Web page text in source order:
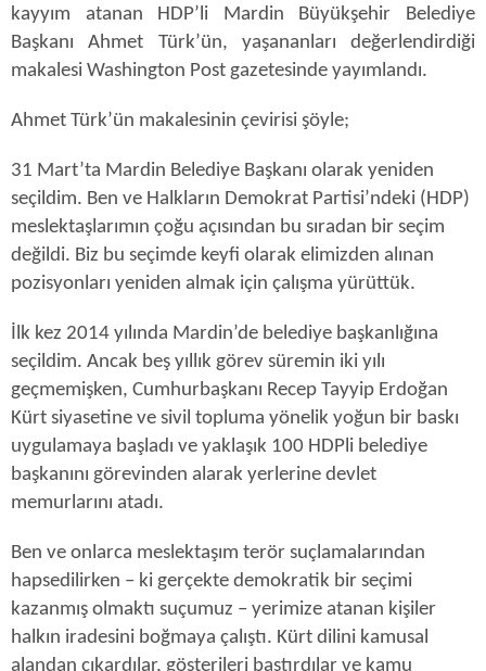
kayyım atanan HDP’li Mardin Büyükşehir Belediye
Başkanı Ahmet Türk’ün, yaşananları değerlendirdiği
makalesi Washington Post gazetesinde yayımlandı.
Ahmet Türk’ün makalesinin çevirisi şöyle;
31 Mart’ta Mardin Belediye Başkanı olarak yeniden
seçildim. Ben ve Halkların Demokrat Partisi’ndeki (HDP)
meslektaşlarımın çoğu açısından bu sıradan bir seçim
değildi. Biz bu seçimde keyfi olarak elimizden alınan
pozisyonları yeniden almak için çalışma yürüttük.
İlk kez 2014 yılında Mardin’de belediye başkanlığına
seçildim. Ancak beş yıllık görev süremin iki yılı
geçmemişken, Cumhurbaşkanı Recep Tayyip Erdoğan
Kürt siyasetine ve sivil topluma yönelik yoğun bir baskı
uygulamaya başladı ve yaklaşık 100 HDPli belediye
başkanını görevinden alarak yerlerine devlet
memurlarını atadı.
Ben ve onlarca meslektaşım terör suçlamalarından
hapsedilirken – ki gerçekte demokratik bir seçimi
kazanmış olmaktı suçumuz – yerimize atanan kişiler
halkın iradesini boğmaya çalıştı. Kürt dilini kamusal
alandan çıkardılar, gösterileri bastırdılar ve kamu